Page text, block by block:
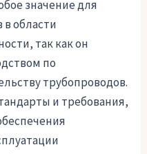
значение для
области
так как он
по
трубопроводов.
и требования,